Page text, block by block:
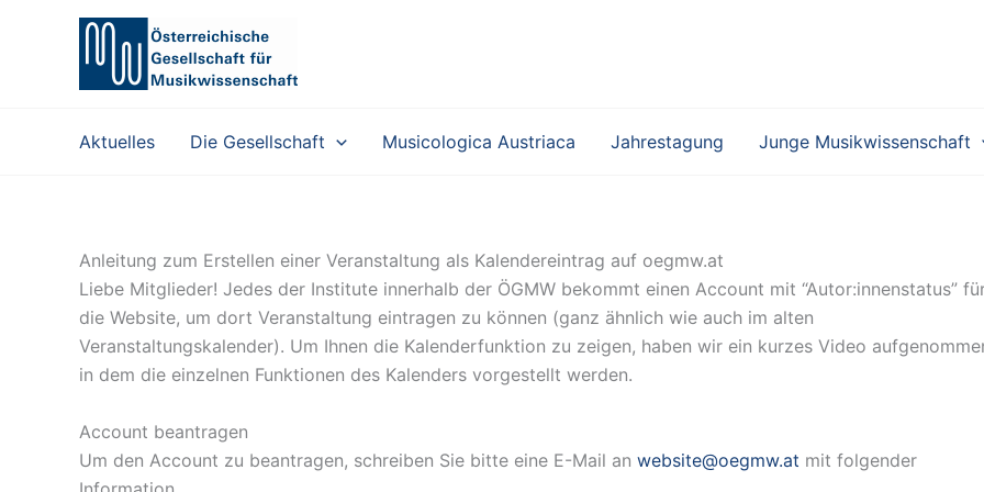
Aktuelles Die Gesellschaft Musicologica Austriaca Jahrestagung Junge Musikwissenschaft
Anleitung zum Erstellen einer Veranstaltung als Kalendereintrag auf oegmw.at
Liebe Mitglieder! Jedes der Institute innerhalb der ÖGMW bekommt einen Account mit “Autor:innenstatus”
die Website, um dort Veranstaltung eintragen zu können (ganz ähnlich wie auch im alten
Veranstaltungskalender). Um Ihnen die Kalenderfunktion zu zeigen, haben wir ein kurzes Video
in dem die einzelnen Funktionen des Kalenders vorgestellt werden.
Account beantragen
Um den Account zu beantragen, schreiben Sie bitte eine E-Mail an website@oegmw.at mit folgender